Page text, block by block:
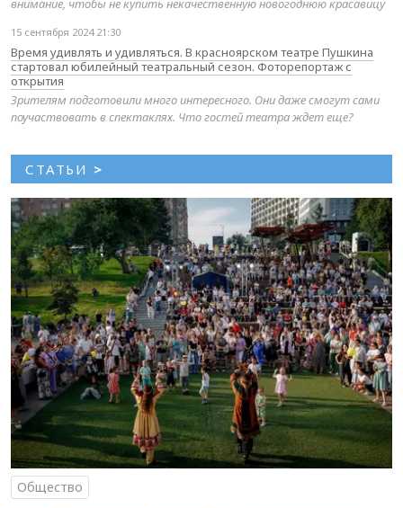
внимание, чтобы не купить некачественную новогоднюю красавицу
15 сентября 2024 21:30
Время удивлять и удивляться. В красноярском театре Пушкина
стартовал юбилейный театральный сезон. Фоторепортаж с
открытия
Зрителям подготовили много интересного. Они даже смогут сами
поучаствовать в спектаклях. Что гостей театра ждет еще?
СТАТЬИ >
Общество